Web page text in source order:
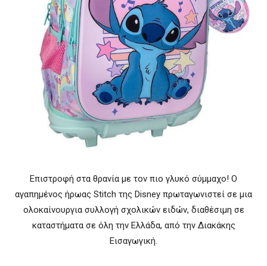
Επιστροφή στα θρανία με τον πιο γλυκό σύμμαχο! Ο
αγαπημένος ήρωας Stitch της Disney πρωταγωνιστεί σε μια
ολοκαίνουργια συλλογή σχολικών ειδών, διαθέσιμη σε
καταστήματα σε όλη την Ελλάδα, από την Διακάκης
Εισαγωγική.